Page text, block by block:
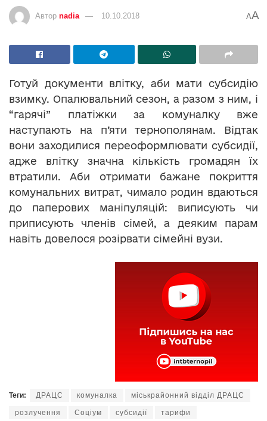
Автор nadia 10.10.2018 AA
Готуй документи влітку, аби мати субсидію
взимку. Опалювальний сезон, а разом з ним, і
“гарячі” платіжки за комуналку вже
наступають на п’яти тернополянам. Відтак
вони заходилися переоформлювати субсидії,
адже влітку значна кількість громадян їх
втратили. Аби отримати бажане покриття
комунальних витрат, чимало родин вдаються
до паперових маніпуляцій: виписують чи
приписують членів сімей, а деяким парам
навіть довелося розірвати сімейні вузи.
Теги: ДРАЦС комуналка міськрайонний відділ ДРАЦС
розлучення Соціум субсидії тарифи